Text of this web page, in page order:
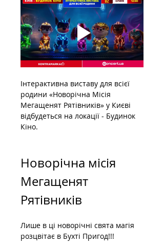
Інтерактивна виставу для всієї
родини «Новорічна Місія
Мегащенят Рятівників» у Києві
відбудеться на локації - Будинок
Кіно.
Новорічна місія
Мегащенят
Рятівників
Лише в ці новорічні свята магія
розцвітає в Бухті Пригод!!!